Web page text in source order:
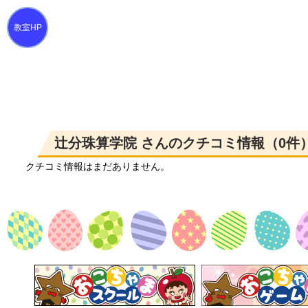
辻分珠算学院 さんのクチコミ情報（0件
クチコミ情報はまだありません。